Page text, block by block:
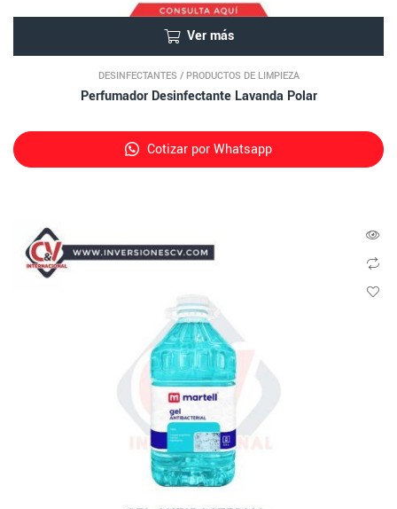
Ver más
DESINFECTANTES / PRODUCTOS DE LIMPIEZA
Perfumador Desinfectante Lavanda Polar
Cotizar por Whatsapp